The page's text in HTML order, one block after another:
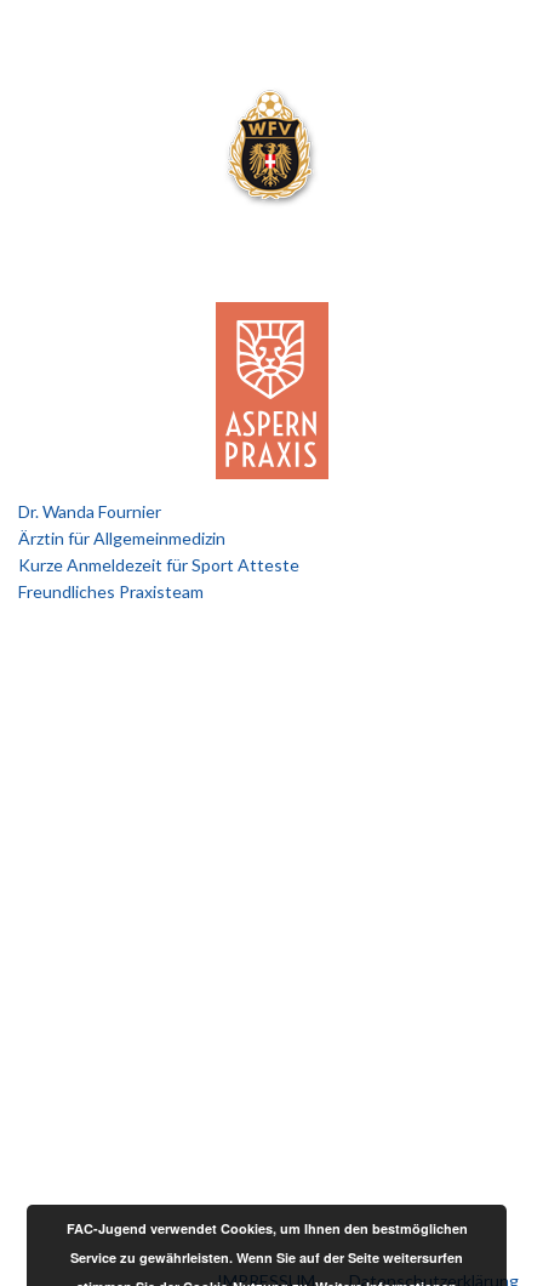
Dr. Wanda Fournier
Ärztin für Allgemeinmedizin
Kurze Anmeldezeit für Sport Atteste
Freundliches Praxisteam
IMPRESSUM Datenschutzerklärung
FAC-Jugend verwendet Cookies, um Ihnen den bestmöglichen
Service zu gewährleisten. Wenn Sie auf der Seite weitersurfen